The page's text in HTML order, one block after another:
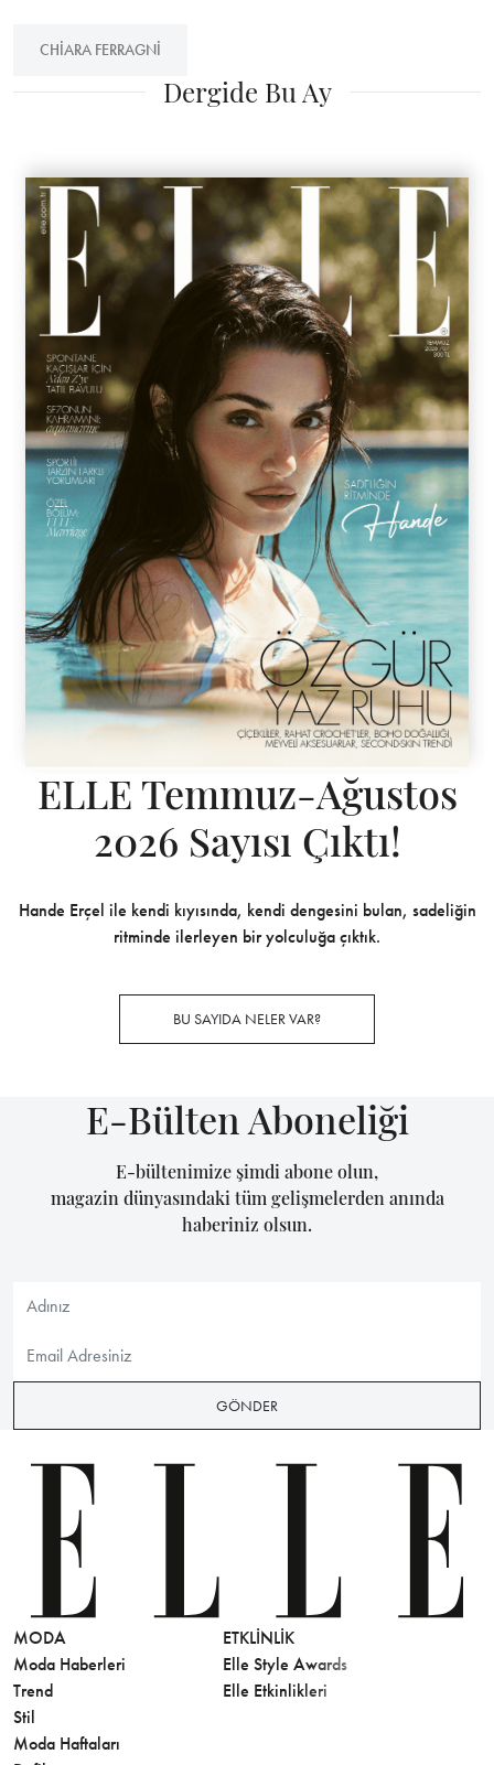
CHIARA FERRAGNI
Dergide Bu Ay
ELLE Temmuz-Ağustos
2026 Sayısı Çıktı!
Hande Erçel ile kendi kıyısında, kendi dengesini bulan, sadeliğin
ritminde ilerleyen bir yolculuğa çıktık.
BU SAYIDA NELER VAR?
E-Bülten Aboneliği
E-bültenimize şimdi abone olun,
magazin dünyasındaki tüm gelişmelerden anında
haberiniz olsun.
GÖNDER
MODA
Moda Haberleri
Trend
Stil
Moda Haftaları
ETKLINLIK
Elle Style Awards
Elle Etkinlikleri